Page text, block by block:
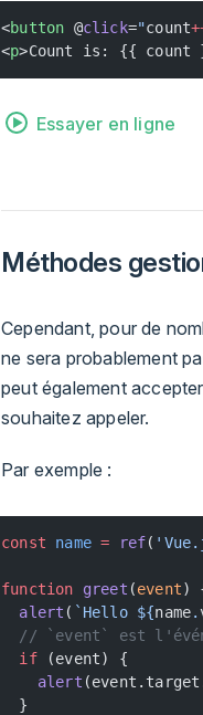
<button @click="count
<p>Count is: {{ count
Essayer en ligne
Méthodes
Cependant, pour de
ne sera probablement
peut également
souhaitez appeler.
Par exemple :
const name = ref(
function greet (event)
  alert
( `Hello ${name.
// `event` est
  if
(event) {
    alert
  }